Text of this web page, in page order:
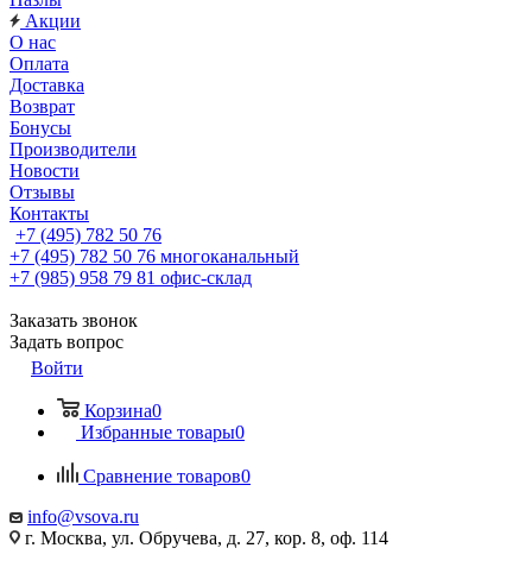
Акции
О нас
Оплата
Доставка
Возврат
Бонусы
Производители
Новости
Отзывы
Контакты
+7 (495) 782 50 76
+7 (495) 782 50 76 многоканальный
+7 (985) 958 79 81 офис-склад
Заказать звонок
Задать вопрос
Войти
Корзина0
Избранные товары0
Сравнение товаров0
info@vsova.ru
г. Москва, ул. Обручева, д. 27, кор. 8, оф. 114